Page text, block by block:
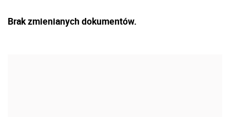
Brak zmienianych dokumentów.